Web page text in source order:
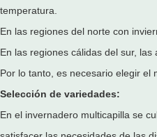
temperatura.
En las regiones del norte con
En las regiones cálidas del sur,
Por lo tanto, es necesario elegir el
Selección de variedades:
En el invernadero multicapilla se